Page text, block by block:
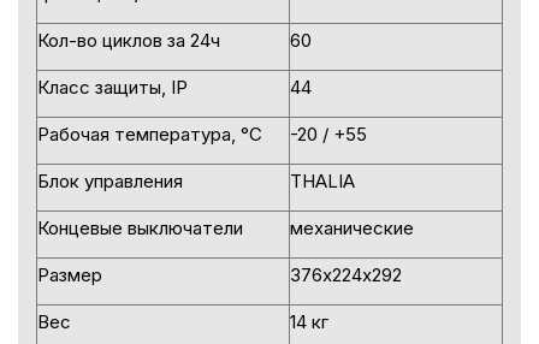
Кол-во циклов за 24ч 60
Класc защиты, IP 44
Рабочая температура, °С -20 / +55
Блок управления THALIA
Концевые выключатели механические
Размер 376х224х292
Вес 14 кг